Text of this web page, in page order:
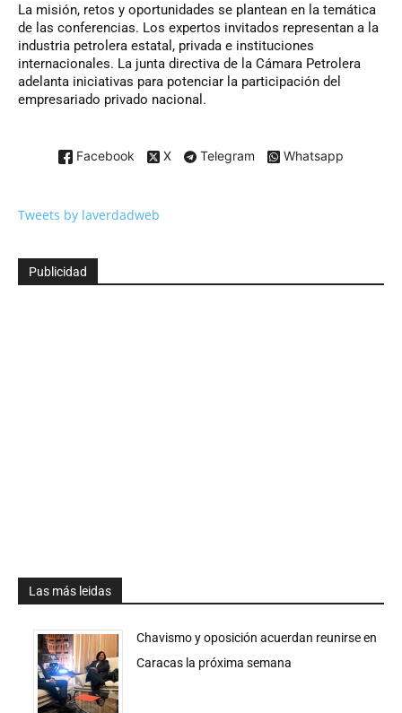
La misión, retos y oportunidades se plantean en la temática
de las conferencias. Los expertos invitados representan a la
industria petrolera estatal, privada e instituciones
internacionales. La junta directiva de la Cámara Petrolera
adelanta iniciativas para potenciar la participación del
empresariado privado nacional.
Facebook X Telegram Whatsapp
Tweets by laverdadweb
Publicidad
Las más leidas
Chavismo y oposición acuerdan reunirse en
Caracas la próxima semana